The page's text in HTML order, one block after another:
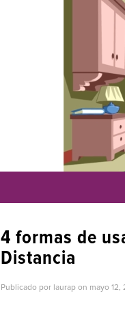
4 formas de
Distancia
Publicado por laurap on mayo 12,